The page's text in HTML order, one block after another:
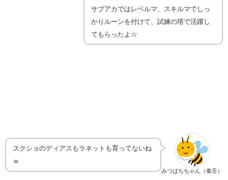
サブアカではレベルマ、スキルマでしっ
かりルーンを付けて、試練の塔で活躍し
てもらったよ☆
みつばちちゃん（毒舌）
スクショのディアスもラネットも育ってないね
ｗ